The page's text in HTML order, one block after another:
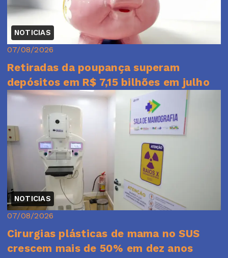
NOTICIAS
07/08/2026
Retiradas da poupança superam
depósitos em R$ 7,15 bilhões em julho
NOTICIAS
07/08/2026
Cirurgias plásticas de mama no SUS
crescem mais de 50% em dez anos